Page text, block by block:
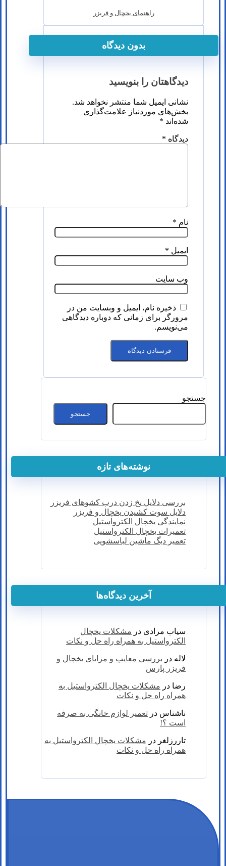
راهنمای یخچال و فریزر
بدون دیدگاه
دیدگاهتان را بنویسید
نشانی ایمیل شما منتشر نخواهد شد.
بخش‌های موردنیاز علامت‌گذاری
شده‌اند *
دیدگاه *
نام *
ایمیل *
وب‌ سایت
ذخیره نام، ایمیل و وبسایت من در
مرورگر برای زمانی که دوباره دیدگاهی
می‌نویسم.
جستجو
جستجو
نوشته‌های تازه
بررسی دلایل یخ زدن درب کشوهای فریزر
دلایل سوت کشیدن یخچال و فریزر
نمایندگی یخچال الکترواستیل
تعمیرات یخچال الکترواستیل
تعمیر دیگ ماشین لباسشویی
آخرین دیدگاه‌ها
سیاب مرادی در مشکلات یخچال
الکترواستیل به همراه راه حل و نکات
لاله در بررسی معایب و مزایای یخچال و
فریزر پارس
رضا در مشکلات یخچال الکترواستیل به
همراه راه حل و نکات
ناشناس در تعمیر لوازم خانگی به صرفه
است ؟!
تاررزلغر در مشکلات یخچال الکترواستیل به
همراه راه حل و نکات